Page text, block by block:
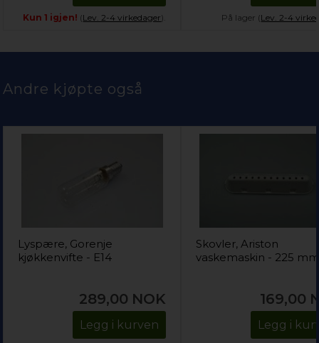
Kun 1 igjen! (Lev. 2-4 virkedager). På lager (Lev. 2-4
Andre kjøpte også
Lyspære, Gorenje
kjøkkenvifte - E14
289,00 NOK
Legg i kurven
Skovler, Ariston
vaskemaskin - 225
169,00
Legg i